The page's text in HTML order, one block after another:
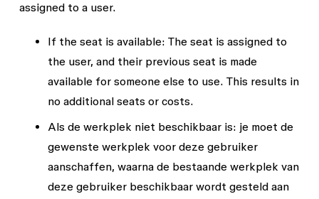
assigned to a user.
If the seat is available: The seat is assigned to
the user, and their previous seat is made
available for someone else to use. This results in
no additional seats or costs.
Als de werkplek niet beschikbaar is: je moet de
gewenste werkplek voor deze gebruiker
aanschaffen, waarna de bestaande werkplek van
deze gebruiker beschikbaar wordt gesteld aan